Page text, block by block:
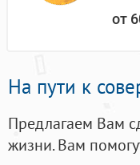
от
На пути к
Предлагаем Вам
жизни. Вам